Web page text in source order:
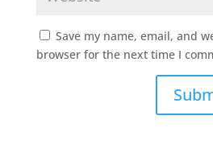
Save my name, email, and
browser for the next time I